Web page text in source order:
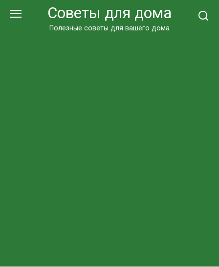
Советы для дома
Полезные советы для вашего дома